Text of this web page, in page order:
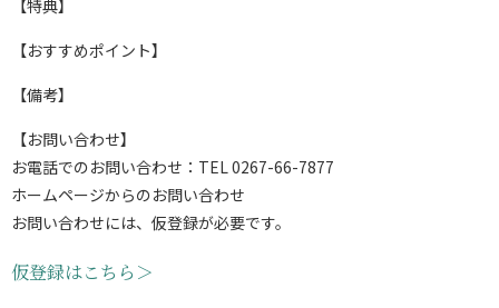
【特典】
【おすすめポイント】
【備考】
【お問い合わせ】
お電話でのお問い合わせ：TEL 0267-66-7877
ホームページからのお問い合わせ
お問い合わせには、仮登録が必要です。
仮登録はこちら＞